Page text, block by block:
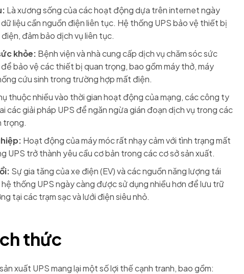
Là xương sống của các hoạt động dựa trên internet ngày
liệu cần nguồn điện liên tục. Hệ thống UPS bảo vệ thiết bị
đảm bảo dịch vụ liên tục.
khỏe: Bệnh viện và nhà cung cấp dịch vụ chăm sóc sức
bảo vệ các thiết bị quan trọng, bao gồm máy thở, máy
cứu sinh trong trường hợp mất điện.
thuộc nhiều vào thời gian hoạt động của mạng, các công ty
các giải pháp UPS để ngăn ngừa gián đoạn dịch vụ trong các
trọng.
Hoạt động của máy móc rất nhạy cảm với tình trạng mất
UPS trở thành yêu cầu cơ bản trong các cơ sở sản xuất.
Sự gia tăng của xe điện (EV) và các nguồn năng lượng tái
thống UPS ngày càng được sử dụng nhiều hơn để lưu trữ
tại các trạm sạc và lưới điện siêu nhỏ.
thức
xuất UPS mang lại một số lợi thế cạnh tranh, bao gồm: